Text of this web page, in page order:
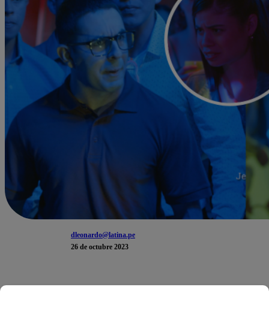
dleonardo@latina.pe
26 de octubre 2023
En el cuarto episodio de “
”, Jhonatan